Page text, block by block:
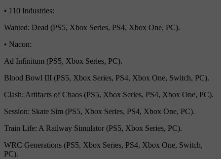
• 110 Industries:
Wanted: Dead (PS5, Xbox Series, PS4, Xbox One, PC).
• Nacon:
Ad Infinitum (PS5, Xbox Series, PC).
Blood Bowl III (PS5, Xbox Series, PS4, Xbox One, Switch, PC).
Clash: Artifacts of Chaos (PS5, Xbox Series, PS4, Xbox One, PC).
Session: Skate Sim (PS5, Xbox Series, PS4, Xbox One, PC).
Train Life: A Railway Simulator (PS5, Xbox Series, PC).
WRC Generations (PS5, Xbox Series, PS4, Xbox One, Switch,
PC).